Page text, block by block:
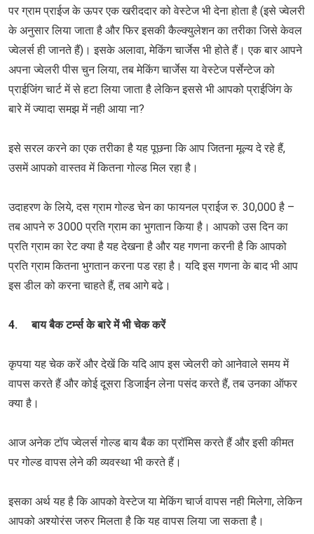
पर ग्राम प्राईज के ऊपर एक खरीददार को वेस्टेज भी देना होता है (इसे ज्वेलरी
के अनुसार लिया जाता है और फिर इसकी कैल्क्युलेशन का तरीका जिसे केवल
ज्वेलर्स ही जानते हैं)। इसके अलावा, मेकिंग चार्जेस भी होते हैं। एक बार आपने
अपना ज्वेलरी पीस चुन लिया, तब मेकिंग चार्जेस या वेस्टेज पर्सेन्टेज को
प्राईजिंग चार्ट में से हटा लिया जाता है लेकिन इससे भी आपको प्राईजिंग के
बारे में ज्यादा समझ में नही आया ना?
इसे सरल करने का एक तरीका है यह पूछना कि आप जितना मूल्य दे रहे हैं,
उसमें आपको वास्तव में कितना गोल्ड मिल रहा है।
उदाहरण के लिये, दस ग्राम गोल्ड चेन का फायनल प्राईज रु. 30,000 है –
तब आपने रु 3000 प्रति ग्राम का भुगतान किया है। आपको उस दिन का
प्रति ग्राम का रेट क्या है यह देखना है और यह गणना करनी है कि आपको
प्रति ग्राम कितना भुगतान करना पड रहा है। यदि इस गणना के बाद भी आप
इस डील को करना चाहते हैं, तब आगे बढे।
4. बाय बैक टर्म्स के बारे में भी चेक करें
कृपया यह चेक करें और देखें कि यदि आप इस ज्वेलरी को आनेवाले समय में
वापस करते हैं और कोई दूसरा डिजाईन लेना पसंद करते हैं, तब उनका ऑफर
क्या है।
आज अनेक टॉप ज्वेलर्स गोल्ड बाय बैक का प्रॉमिस करते हैं और इसी कीमत
पर गोल्ड वापस लेने की व्यवस्था भी करते हैं।
इसका अर्थ यह है कि आपको वेस्टेज या मेकिंग चार्ज वापस नही मिलेगा, लेकिन
आपको अश्योरंस जरुर मिलता है कि यह वापस लिया जा सकता है।